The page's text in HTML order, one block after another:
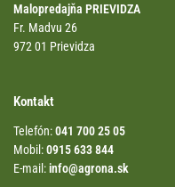
Malopredajňa PRIEVIDZA
Fr. Madvu 26
972 01 Prievidza
Kontakt
Telefón:041 700 25 05
Mobil:0915 633 844
E-mail:info@agrona.sk